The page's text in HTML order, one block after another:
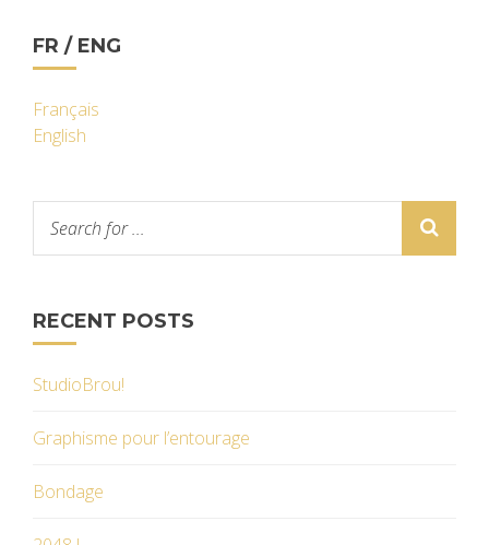
FR / ENG
Français
English
RECENT POSTS
StudioBrou!
Graphisme pour l’entourage
Bondage